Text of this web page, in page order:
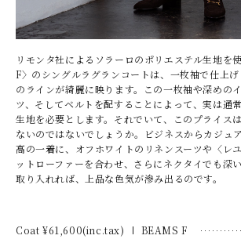
リモンタ社によるソラーロのポリエステル生地を
F〉のシングルラグランコートは、一枚袖で仕上
のラインが綺麗に映ります。この一枚袖や深めの
ツ、そしてベルトを配することによって、実は通
生地を必要とします。それでいて、このプライス
ないのではないでしょうか。ビジネスからカジュ
高の一着に、オフホワイトのリネンスーツや〈レ
ットローファーを合わせ、さらにネクタイでも深
取り入れれば、上品な色気が滲み出るのです。
Coat ¥61,600(inc.tax) BEAMS F